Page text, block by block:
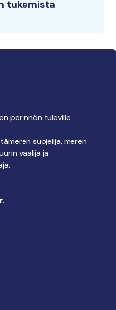
tukemista
perinnön tuleville
suojelija, meren
vaalija ja